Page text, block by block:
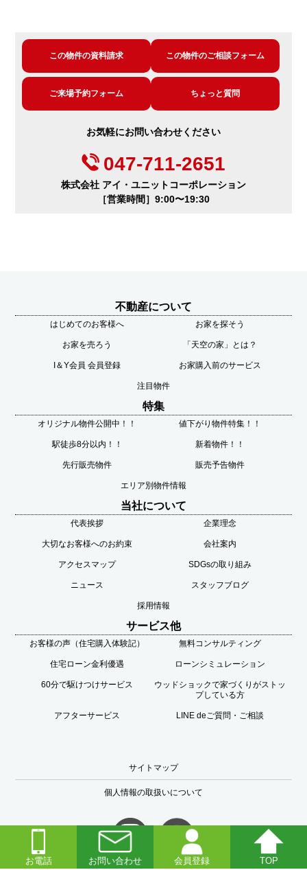
この物件の資料請求 この物件のご相談フォーム
ご来場予約フォーム ちょっと質問
お気軽にお問い合わせください
047-711-2651
株式会社 アイ・ユニットコーポレーション
［営業時間］9:00〜19:30
不動産について
はじめてのお客様へ お家を探そう
お家を売ろう 「天空の家」とは？
I＆Y会員 会員登録 お家購入前のサービス
注目物件
特集
オリジナル物件公開中！！ 値下がり物件特集！！
駅徒歩8分以内！！ 新着物件！！
先行販売物件 販売予告物件
エリア別物件情報
当社について
代表挨拶 企業理念
大切なお客様へのお約束 会社案内
アクセスマップ SDGsの取り組み
ニュース スタッフブログ
採用情報
サービス他
お客様の声（住宅購入体験記） 無料コンサルティング
住宅ローン金利優遇 ローンシミュレーション
60分で駆けつけサービス
ウッドショックで家づくりがストッ
プしている方
アフターサービス LINE deご質問・ご相談
サイトマップ
個人情報の取扱いについて
お電話 お問い合わせ 会員登録 TOP